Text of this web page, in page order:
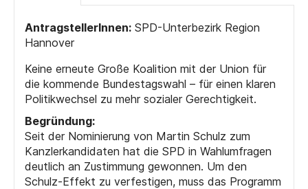
AntragstellerInnen: SPD-Unterbezirk Region
Hannover
Keine erneute Große Koalition mit der Union für
die kommende Bundestagswahl – für einen klaren
Politikwechsel zu mehr sozialer Gerechtigkeit.
Begründung:
Seit der Nominierung von Martin Schulz zum
Kanzlerkandidaten hat die SPD in Wahlumfragen
deutlich an Zustimmung gewonnen. Um den
Schulz-Effekt zu verfestigen, muss das Programm